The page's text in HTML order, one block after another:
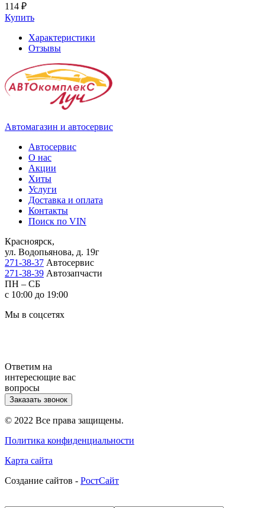
114 ₽
Купить
Характеристики
Отзывы
Автомагазин и автосервис
Автосервис
О нас
Акции
Хиты
Услуги
Доставка и оплата
Контакты
Поиск по VIN
Красноярск,
ул. Водопьянова, д. 19г
271-38-37 Автосервис
271-38-39 Автозапчасти
ПН – СБ
с 10:00 до 19:00
Мы в соцсетях
Ответим на
интересющие вас
вопросы
Заказать звонок
© 2022 Все права защищены.
Политика конфиденциальности
Карта сайта
Cоздание сайтов - РостСайт